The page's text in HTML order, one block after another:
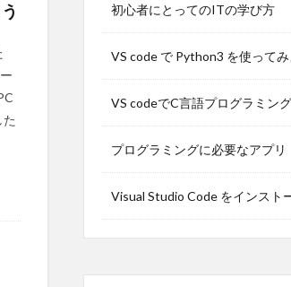
初心者にとってのITの学び方
VS code で Python3 を使ってみ
VS codeでC言語プログラミン
プログラミングに必要なアプリ
Visual Studio Code をインスト